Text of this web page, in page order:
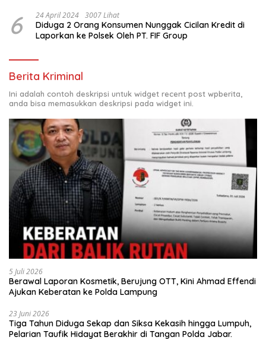
6 24 April 2024 3007 Lihat
Diduga 2 Orang Konsumen Nunggak Cicilan Kredit di
Laporkan ke Polsek Oleh PT. FIF Group
Berita Kriminal
Ini adalah contoh deskripsi untuk widget recent post wpberita,
anda bisa memasukkan deskripsi pada widget ini.
5 Juli 2026
Berawal Laporan Kosmetik, Berujung OTT, Kini Ahmad Effendi
Ajukan Keberatan ke Polda Lampung
23 Juni 2026
Tiga Tahun Diduga Sekap dan Siksa Kekasih hingga Lumpuh,
Pelarian Taufik Hidayat Berakhir di Tangan Polda Jabar.